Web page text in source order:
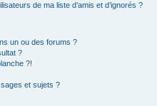
de ma liste d’amis et d’ignorés ?
un ou des forums ?
?
?!
et sujets ?